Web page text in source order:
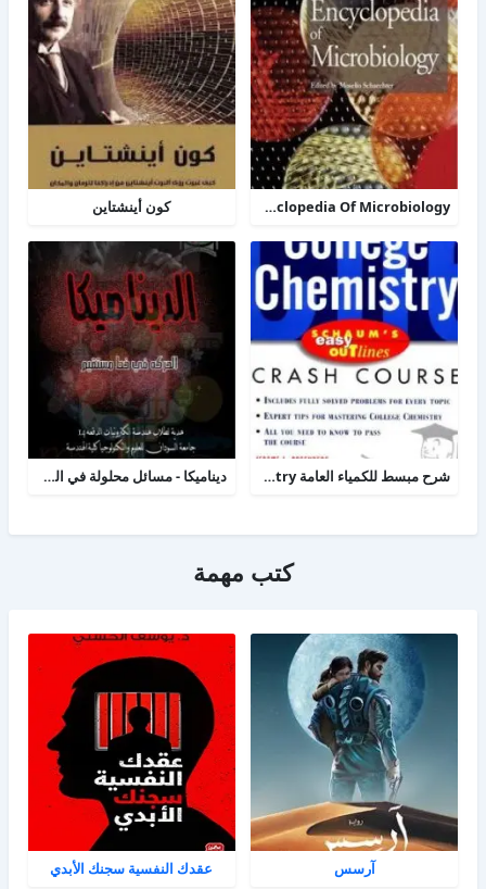
TheDesk Encyclopedia Of Microbiology كون أينشتاين
شرح مبسط للكمياء العامة college chemistry ديناميكا - مسائل محلولة في الحركة الخطية
كتب مهمة
آرسس عقدك النفسية سجنك الأبدي